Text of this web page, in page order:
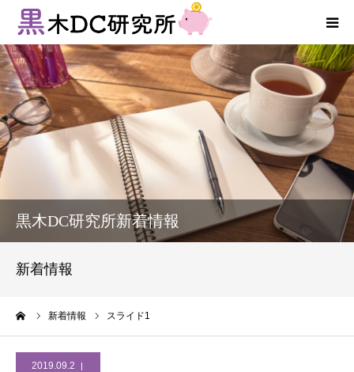
黒木DC研究所新着情報
新着情報
新着情報 スライド1
2019.09.2
法人向けサービス
個人向けサービス
新着情報
お問い合わせ